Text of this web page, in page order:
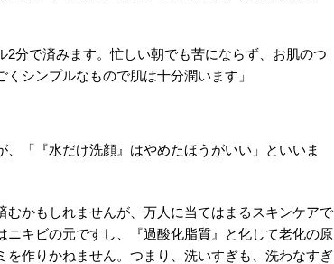
分で済みます。忙しい朝でも苦にならず、お肌のつ
シンプルなもので肌は十分潤います」
「『水だけ洗顔』はやめたほうがいい」といいま
むかもしれませんが、万人に当てはまるスキンケアで
キビの元ですし、『過酸化脂質』と化して老化の原
作りかねません。つまり、洗いすぎも、洗わなすぎ